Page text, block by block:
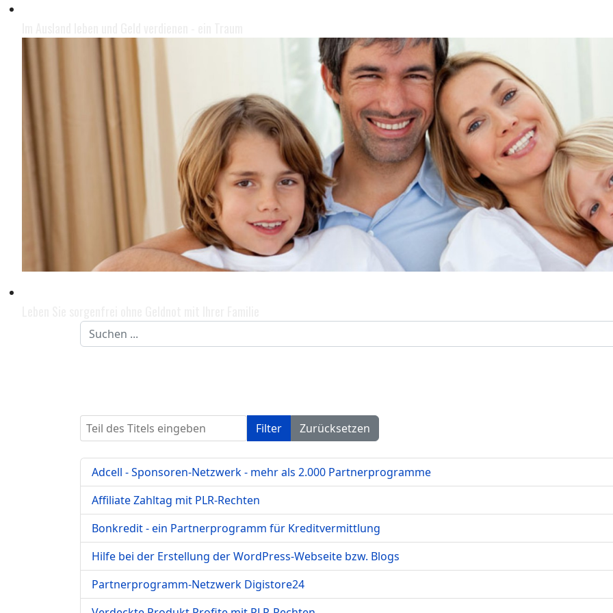
Suchen
...
Teil des Titels eingeben Filter Zurücksetzen
Adcell - Sponsoren-Netzwerk - mehr als 2.000 Partnerprogramme
Affiliate Zahltag mit PLR-Rechten
Bonkredit - ein Partnerprogramm für Kreditvermittlung
Hilfe bei der Erstellung der WordPress-Webseite bzw. Blogs
Partnerprogramm-Netzwerk Digistore24